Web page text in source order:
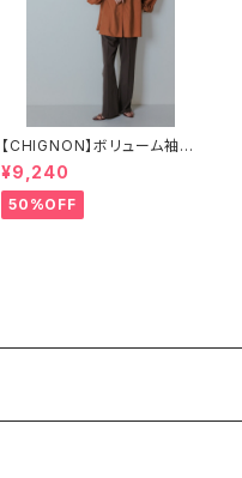
【CHIGNON】ボリューム袖2
wayブラウス 1853-379N
H
¥9,240
50%OFF